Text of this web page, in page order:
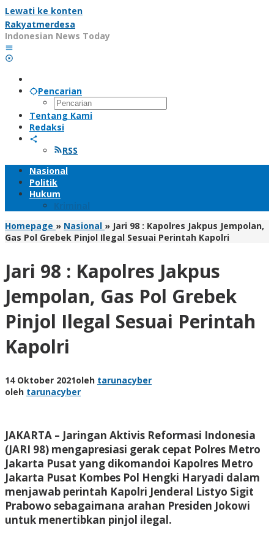
Lewati ke konten
Rakyatmerdesa
Indonesian News Today
Pencarian
Tentang Kami
Redaksi
RSS
Nasional
Politik
Hukum
Kriminal
Homepage » Nasional » Jari 98 : Kapolres Jakpus Jempolan,
Gas Pol Grebek Pinjol Ilegal Sesuai Perintah Kapolri
Jari 98 : Kapolres Jakpus
Jempolan, Gas Pol Grebek
Pinjol Ilegal Sesuai Perintah
Kapolri
14 Oktober 2021oleh tarunacyber
oleh tarunacyber
JAKARTA – Jaringan Aktivis Reformasi Indonesia
(JARI 98) mengapresiasi gerak cepat Polres Metro
Jakarta Pusat yang dikomandoi Kapolres Metro
Jakarta Pusat Kombes Pol Hengki Haryadi dalam
menjawab perintah Kapolri Jenderal Listyo Sigit
Prabowo sebagaimana arahan Presiden Jokowi
untuk menertibkan pinjol ilegal.